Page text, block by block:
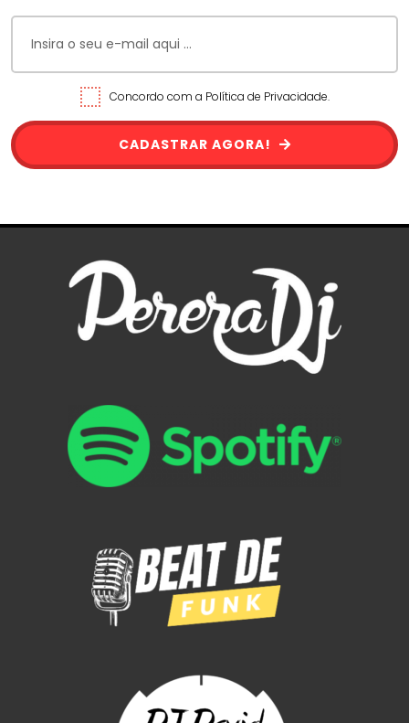
Concordo com a Política de Privacidade.
CADASTRAR AGORA!